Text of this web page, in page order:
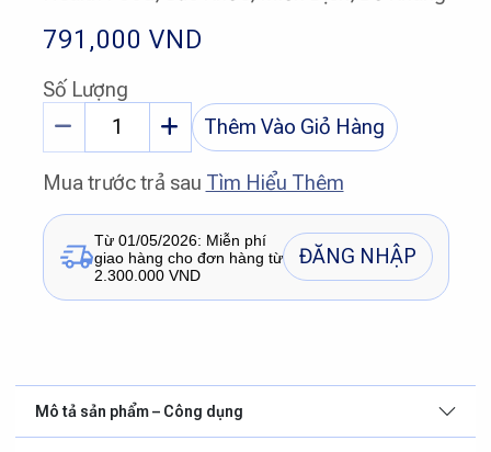
791,000 VND
Số Lượng
Thêm Vào Giỏ Hàng
Mua trước trả sau Tìm Hiểu Thêm
Từ 01/05/2026: Miễn phí
giao hàng cho đơn hàng từ
2.300.000 VND
ĐĂNG NHẬP
Mô tả sản phẩm – Công dụng